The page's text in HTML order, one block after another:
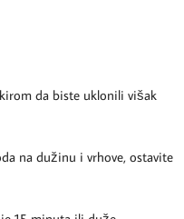
da biste uklonili višak
na dužinu i vrhove, ostavite